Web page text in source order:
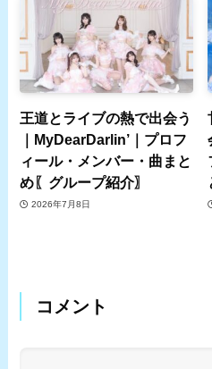
王道とライブの熱で出会う
｜MyDearDarlin’｜プロフ
ィール・メンバー・曲まと
め〖グループ紹介〗
2026年7月8日
コメント